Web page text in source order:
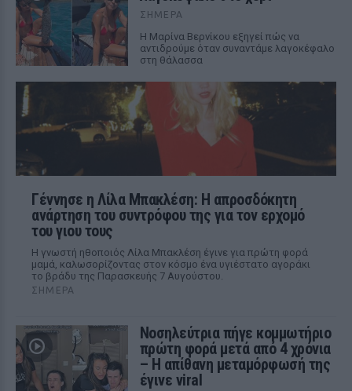
ΣΉΜΕΡΑ
Η Μαρίνα Βερνίκου εξηγεί πώς να
αντιδρούμε όταν συναντάμε λαγοκέφαλο
στη θάλασσα
Γέννησε η Λίλα Μπακλέση: Η απροσδόκητη
ανάρτηση του συντρόφου της για τον ερχομό
του γιου τους
Η γνωστή ηθοποιός Λίλα Μπακλέση έγινε για πρώτη φορά
μαμά, καλωσορίζοντας στον κόσμο ένα υγιέστατο αγοράκι
το βράδυ της Παρασκευής 7 Αυγούστου.
ΣΉΜΕΡΑ
Νοσηλεύτρια πήγε κομμωτήριο
πρώτη φορά μετά από 4 χρόνια
– Η απίθανη μεταμόρφωσή της
έγινε viral